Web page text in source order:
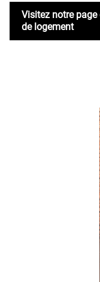
Visitez notre page
de logement